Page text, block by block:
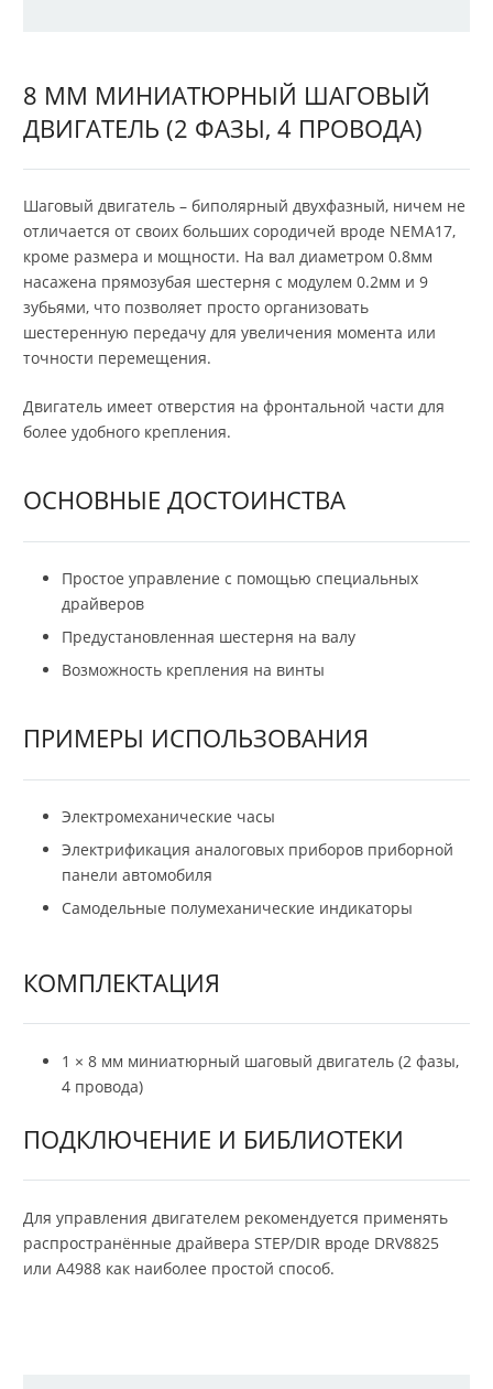
8 ММ МИНИАТЮРНЫЙ ШАГОВЫЙ
ДВИГАТЕЛЬ (2 ФАЗЫ, 4 ПРОВОДА)
Шаговый двигатель – биполярный двухфазный, ничем не
отличается от своих больших сородичей вроде NEMA17,
кроме размера и мощности. На вал диаметром 0.8мм
насажена прямозубая шестерня с модулем 0.2мм и 9
зубьями, что позволяет просто организовать
шестеренную передачу для увеличения момента или
точности перемещения.
Двигатель имеет отверстия на фронтальной части для
более удобного крепления.
ОСНОВНЫЕ ДОСТОИНСТВА
Простое управление с помощью специальных
драйверов
Предустановленная шестерня на валу
Возможность крепления на винты
ПРИМЕРЫ ИСПОЛЬЗОВАНИЯ
Электромеханические часы
Электрификация аналоговых приборов приборной
панели автомобиля
Самодельные полумеханические индикаторы
КОМПЛЕКТАЦИЯ
1 × 8 мм миниатюрный шаговый двигатель (2 фазы,
4 провода)
ПОДКЛЮЧЕНИЕ И БИБЛИОТЕКИ
Для управления двигателем рекомендуется применять
распространённые драйвера STEP/DIR вроде DRV8825
или A4988 как наиболее простой способ.